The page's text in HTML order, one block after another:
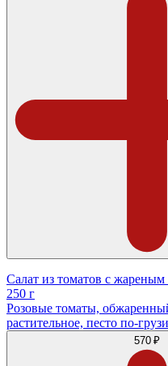
Салат из томатов с
250 г
Розовые томаты,
растительное, песто по-
570 ₽